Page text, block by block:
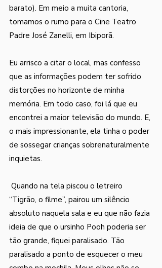
barato). Em meio a muita cantoria,
tomamos o rumo para o Cine Teatro
Padre José Zanelli, em Ibiporã.
Eu arrisco a citar o local, mas confesso
que as informações podem ter sofrido
distorções no horizonte de minha
memória. Em todo caso, foi lá que eu
encontrei a maior televisão do mundo. E,
o mais impressionante, ela tinha o poder
de sossegar crianças sobrenaturalmente
inquietas.
“Tigrão, o filme”, pairou um silêncio
absoluto naquela sala e eu que não fazia
ideia de que o ursinho Pooh poderia ser
tão grande, fiquei paralisado. Tão
paralisado a ponto de esquecer o meu